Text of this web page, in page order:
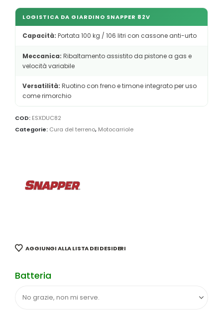
LOGISTICA DA GIARDINO SNAPPER 82V
Capacità: Portata 100 kg / 106 litri con cassone anti-urto
Meccanica: Ribaltamento assistito da pistone a gas e
velocità variabile
Versatilità: Ruotino con freno e timone integrato per uso
come rimorchio
COD: ESXDUC82
Categorie: Cura del terreno, Motocarriole
AGGIUNGI ALLA LISTA DEI DESIDERI
Batteria